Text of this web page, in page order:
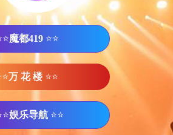
魔都419 ⭐⭐
万 花 楼 ⭐⭐
娱乐导航 ⭐⭐